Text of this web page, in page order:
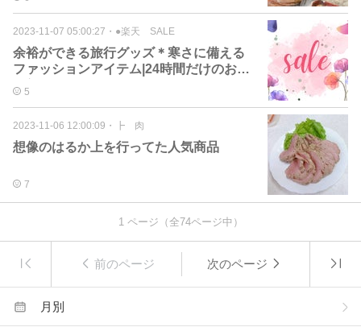
2023-11-07 05:00:27 ・ ●楽天 SALE
余裕ができる旅行グッズ＊寒さに備える
ファッションアイテム|24時間だけのお買
い得
5
2023-11-06 12:00:09 ・ ┣ 肉
想像のはるか上を行ってた人気商品
7
1 ページ（全74ページ中）
前のページ 次のページ
月別